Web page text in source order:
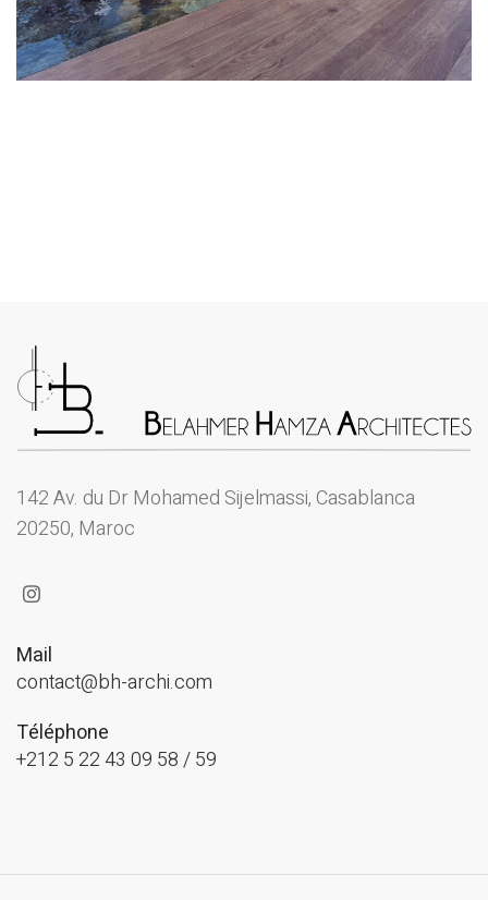
142 Av. du Dr Mohamed Sijelmassi, Casablanca
20250, Maroc
Mail
contact@bh-archi.com
Téléphone
+212 5 22 43 09 58 / 59